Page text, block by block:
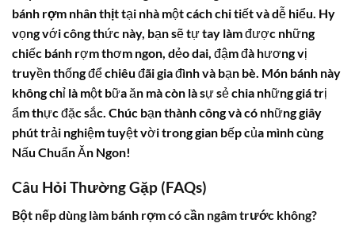
bánh rợm nhân thịttại nhà một cách chi tiết và dễ hiểu. Hy
vọng với công thức này, bạn sẽ tự tay làm được những
chiếc bánh rợm thơm ngon, dẻo dai, đậm đà hương vị
truyền thống để chiêu đãi gia đình và bạn bè. Món bánh này
không chỉ là một bữa ăn mà còn là sự sẻ chia những giá trị
ẩm thực đặc sắc. Chúc bạn thành công và có những giây
phút trải nghiệm tuyệt vời trong gian bếp của mình cùng
Nấu Chuẩn Ăn Ngon!
Câu Hỏi Thường Gặp (FAQs)
Bột nếp dùng làm bánh rợm có cần ngâm trước không?